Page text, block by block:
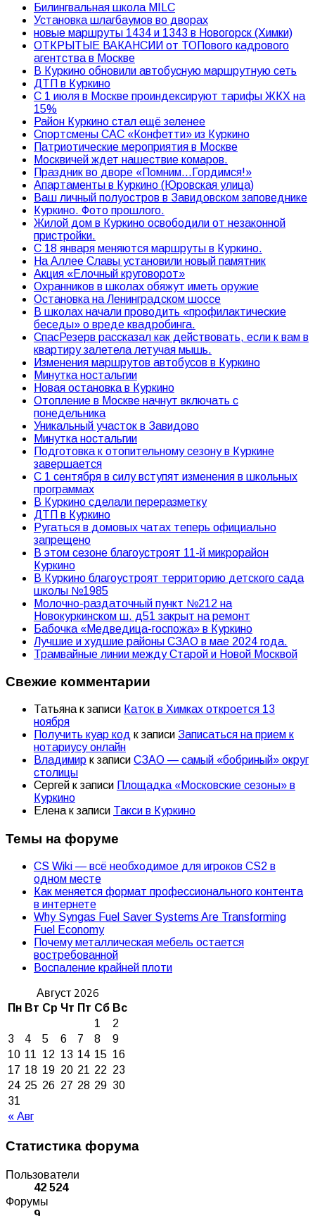
Билингвальная школа MILC
Установка шлагбаумов во дворах
новые маршруты 1434 и 1343 в Новогорск (Химки)
ОТКРЫТЫЕ ВАКАНСИИ от ТОПового кадрового
агентства в Москве
В Куркино обновили автобусную маршрутную сеть
ДТП в Куркино
С 1 июля в Москве проиндексируют тарифы ЖКХ на
15%
Район Куркино стал ещё зеленее
Спортсмены САС «Конфетти» из Куркино
Патриотические мероприятия в Москве
Москвичей ждет нашествие комаров.
Праздник во дворе «Помним…Гордимся!»
Апартаменты в Куркино (Юровская улица)
Ваш личный полуостров в Завидовском заповеднике
Куркино. Фото прошлого.
Жилой дом в Куркино освободили от незаконной
пристройки.
С 18 января меняются маршруты в Куркино.
На Аллее Славы установили новый памятник
Акция «Елочный круговорот»
Охранников в школах обяжут иметь оружие
Остановка на Ленинградском шоссе
В школах начали проводить «профилактические
беседы» о вреде квадробинга.
СпасРезерв рассказал как действовать, если к вам в
квартиру залетела летучая мышь.
Изменения маршрутов автобусов в Куркино
Минутка ностальгии
Новая остановка в Куркино
Отопление в Москве начнут включать с
понедельника
Уникальный участок в Завидово
Минутка ностальгии
Подготовка к отопительному сезону в Куркине
завершается
С 1 сентября в силу вступят изменения в школьных
программах
В Куркино сделали переразметку
ДТП в Куркино
Ругаться в домовых чатах теперь официально
запрещено
В этом сезоне благоустроят 11-й микрорайон
Куркино
В Куркино благоустроят территорию детского сада
школы №1985
Молочно-раздаточный пункт №212 на
Новокуркинском ш. д51 закрыт на ремонт
Бабочка «Медведица-госпожа» в Куркино
Лучшие и худшие районы СЗАО в мае 2024 года.
Трамвайные линии между Старой и Новой Москвой
Свежие комментарии
Татьяна к записи Каток в Химках откроется 13
ноября
Получить куар код к записи Записаться на прием к
нотариусу онлайн
Владимир к записи СЗАО — самый «бобриный» округ
столицы
Сергей к записи Площадка «Московские сезоны» в
Куркино
Елена к записи Такси в Куркино
Темы на форуме
CS Wiki — всё необходимое для игроков CS2 в
одном месте
Как меняется формат профессионального контента
в интернете
Why Syngas Fuel Saver Systems Are Transforming
Fuel Economy
Почему металлическая мебель остается
востребованной
Воспаление крайней плоти
Август 2026
Пн Вт Ср Чт Пт Сб Вс
« Авг
1
2
3
4 5 6 7 8
9
10 11 12 13 14 15 16
17 18 19 20 21 22 23
24 25 26 27 28 29 30
31
Статистика форума
Пользователи
42 524
Форумы